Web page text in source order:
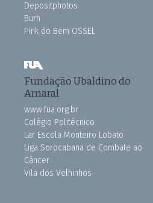
Depositphotos
Burh
Pink do Bem OSSEL
Fundação Ubaldino do
Amaral
www.fua.org.br
Colégio Politécnico
Lar Escola Monteiro Lobato
Liga Sorocabana de Combate ao
Câncer
Vila dos Velhinhos